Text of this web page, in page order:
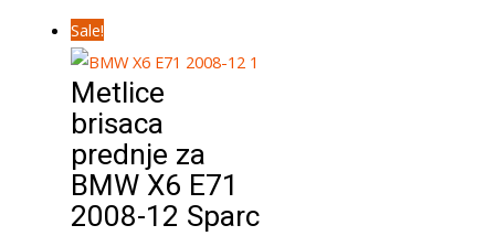
Sale!
Metlice
brisaca
prednje za
BMW X6 E71
2008-12 Sparc